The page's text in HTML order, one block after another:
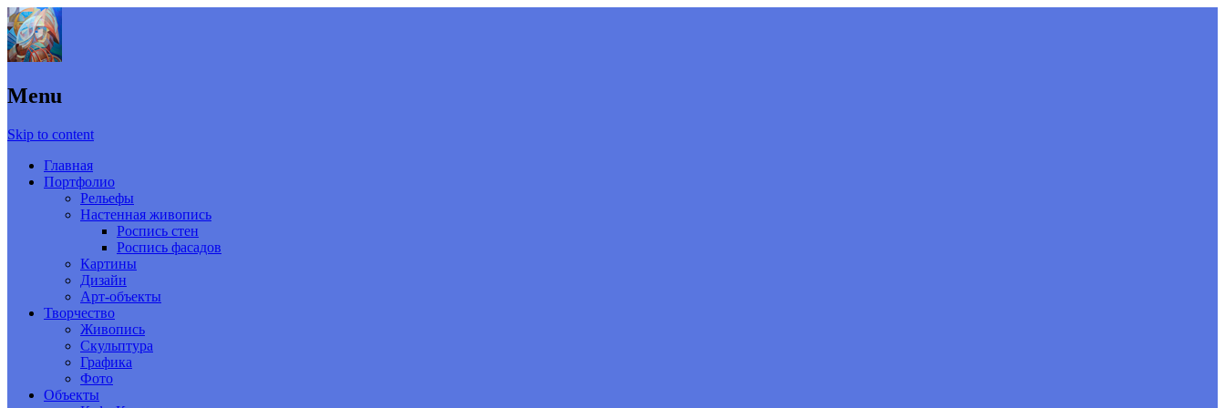
Menu
Skip to content
Главная
Портфолио
Рельефы
Настенная живопись
Роспись стен
Роспись фасадов
Картины
Дизайн
Арт-объекты
Творчество
Живопись
Скульптура
Графика
Фото
Объекты